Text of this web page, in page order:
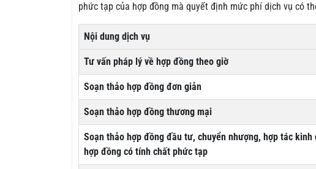
phức tạp của hợp đồng mà quyết định mức phí dịch vụ có
Nội dung dịch vụ
Tư vấn pháp lý về hợp đồng theo giờ
Soạn thảo hợp đồng đơn giản
Soạn thảo hợp đồng thương mại
Soạn thảo hợp đồng đầu tư, chuyển nhượng, hợp tác kinh
hợp đồng có tính chất phức tạp